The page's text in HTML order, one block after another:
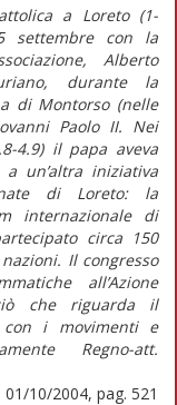
a Loreto (1-
settembre con la
Alberto
durante la
di Montorso (nelle
Paolo II. Nei
4.9) il papa aveva
un’altra iniziativa
di Loreto: la
internazionale di
circa 150
Il congresso
all’Azione
che riguarda il
con i movimenti e
Regno-att.
10/2004, pag. 521